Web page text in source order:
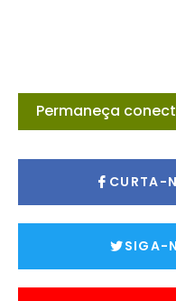
Permaneça
CURTA-
SIGA-